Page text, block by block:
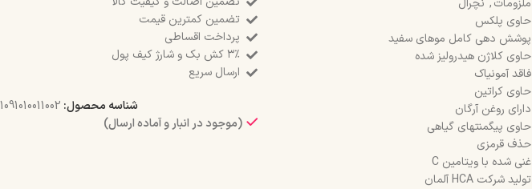
ملزومات, نچرال
حاوی پلکس
پوشش دهی کامل موهای سفید
حاوی کلاژن هیدرولیز شده
فاقد آمونیاک
حاوی کراتین
دارای روغن آرگان
حاوی پیگمنتهای گیاهی
حذف قرمزی
غنی شده با ویتامین C
تولید شرکت HCA آلمان
تضمین کمترین قیمت
پرداخت اقساطی
۳٪ کش بک و شارژ کیف پول
ارسال سریع
شناسه محصول: 1091010011002
(موجود در انبار و آماده ارسال)